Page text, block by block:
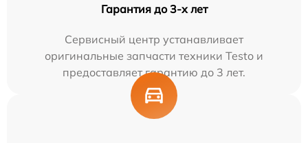
Гарантия до 3-х лет
Сервисный центр устанавливает
оригинальные запчасти техники Testo и
предоставляет гарантию до 3 лет.